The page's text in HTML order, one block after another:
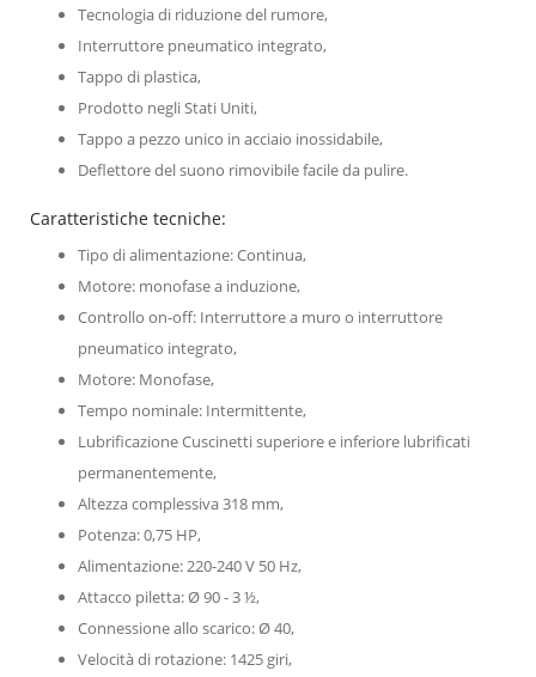
Tecnologia di riduzione del rumore,
Interruttore pneumatico integrato,
Tappo di plastica,
Prodotto negli Stati Uniti,
Tappo a pezzo unico in acciaio inossidabile,
Deflettore del suono rimovibile facile da pulire.
Caratteristiche tecniche:
Tipo di alimentazione: Continua,
Motore: monofase a induzione,
Controllo on-off: Interruttore a muro o interruttore
pneumatico integrato,
Motore: Monofase,
Tempo nominale: Intermittente,
Lubrificazione Cuscinetti superiore e inferiore lubrificati
permanentemente,
Altezza complessiva 318 mm,
Potenza: 0,75 HP,
Alimentazione: 220-240 V 50 Hz,
Attacco piletta: Ø 90 - 3 ½,
Connessione allo scarico: Ø 40,
Velocità di rotazione: 1425 giri,